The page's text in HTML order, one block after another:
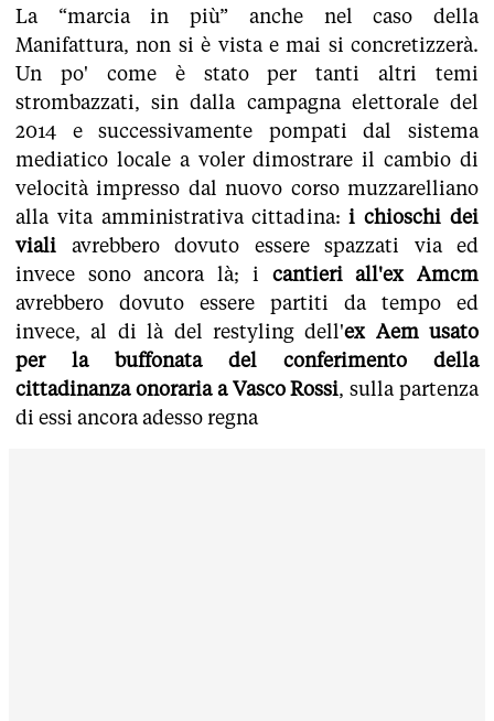
La “marcia in più” anche nel caso della
Manifattura, non si è vista e mai si concretizzerà.
Un po' come è stato per tanti altri temi
strombazzati, sin dalla campagna elettorale del
2014 e successivamente pompati dal sistema
mediatico locale a voler dimostrare il cambio di
velocità impresso dal nuovo corso muzzarelliano
alla vita amministrativa cittadina: i chioschi dei
viali avrebbero dovuto essere spazzati via ed
invece sono ancora là; i cantieri all'ex Amcm
avrebbero dovuto essere partiti da tempo ed
invece, al di là del restyling dell'ex Aem usato
per la buffonata del conferimento della
cittadinanza onoraria a Vasco Rossi, sulla partenza
di essi ancora adesso regna